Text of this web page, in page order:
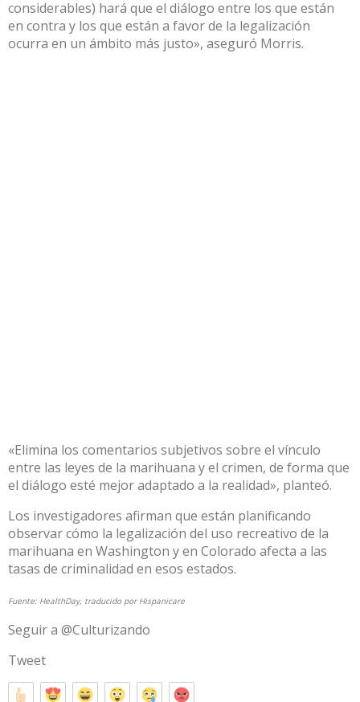
considerables) hará que el diálogo entre los que están
en contra y los que están a favor de la legalización
ocurra en un ámbito más justo», aseguró Morris.
«Elimina los comentarios subjetivos sobre el vínculo
entre las leyes de la marihuana y el crimen, de forma que
el diálogo esté mejor adaptado a la realidad», planteó.
Los investigadores afirman que están planificando
observar cómo la legalización del uso recreativo de la
marihuana en Washington y en Colorado afecta a las
tasas de criminalidad en esos estados.
Fuente: HealthDay, traducido por Hispanicare
Seguir a @Culturizando
Tweet